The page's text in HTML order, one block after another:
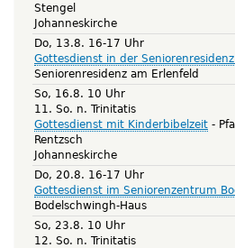
Stengel
Johanneskirche
Do, 13.8. 16-17 Uhr
Gottesdienst in der
Seniorenresidenz am Erlenfeld
So, 16.8. 10 Uhr
11. So. n. Trinitatis
Gottesdienst mit Kinderbibelzeit
Rentzsch
Johanneskirche
Do, 20.8. 16-17 Uhr
Gottesdienst im Seniorenzentrum
Bodelschwingh-Haus
So, 23.8. 10 Uhr
12. So. n. Trinitatis